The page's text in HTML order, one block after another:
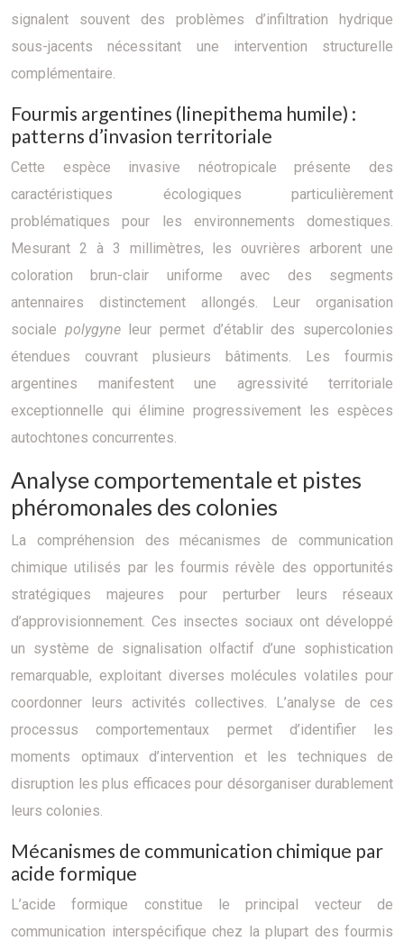
signalent souvent des problèmes d’infiltration hydrique
sous-jacents nécessitant une intervention structurelle
complémentaire.
Fourmis argentines (linepithema humile) :
patterns d’invasion territoriale
Cette espèce invasive néotropicale présente des
caractéristiques écologiques particulièrement
problématiques pour les environnements domestiques.
Mesurant 2 à 3 millimètres, les ouvrières arborent une
coloration brun-clair uniforme avec des segments
antennaires distinctement allongés. Leur organisation
sociale polygyne leur permet d’établir des supercolonies
étendues couvrant plusieurs bâtiments. Les fourmis
argentines manifestent une agressivité territoriale
exceptionnelle qui élimine progressivement les espèces
autochtones concurrentes.
Analyse comportementale et pistes
phéromonales des colonies
La compréhension des mécanismes de communication
chimique utilisés par les fourmis révèle des opportunités
stratégiques majeures pour perturber leurs réseaux
d’approvisionnement. Ces insectes sociaux ont développé
un système de signalisation olfactif d’une sophistication
remarquable, exploitant diverses molécules volatiles pour
coordonner leurs activités collectives. L’analyse de ces
processus comportementaux permet d’identifier les
moments optimaux d’intervention et les techniques de
disruption les plus efficaces pour désorganiser durablement
leurs colonies.
Mécanismes de communication chimique par
acide formique
L’acide formique constitue le principal vecteur de
communication interspécifique chez la plupart des fourmis